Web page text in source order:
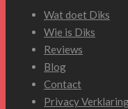
Wat doet Diks
Wie is Diks
Reviews
Blog
Contact
Privacy